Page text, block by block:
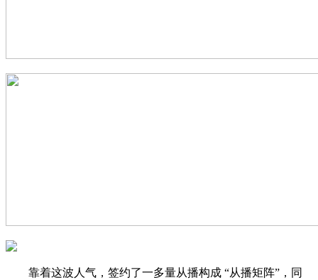
靠着这波人气，签约了一多量从播构成 “从播矩阵”，同